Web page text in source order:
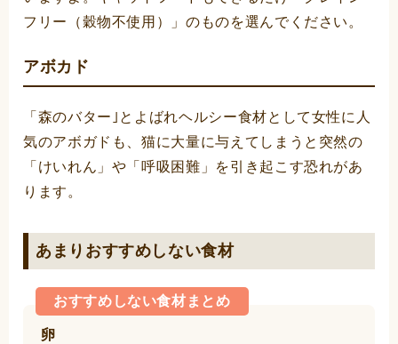
フリー（穀物不使用）」のものを選んでください。
アボカド
「森のバター｣とよばれヘルシー食材として女性に人
気のアボガドも、猫に大量に与えてしまうと突然の
「けいれん」や「呼吸困難」を引き起こす恐れがあ
ります。
あまりおすすめしない食材
おすすめしない食材まとめ
卵